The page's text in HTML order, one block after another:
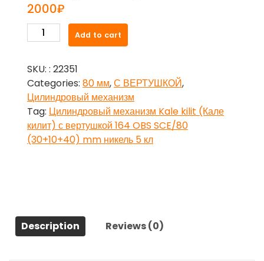
2000₽
Цилиндровый
механизм
kilit
(Кале
килит)
с
вертушкой
164
никель
5
Add to cart
SKU: : 22351
Categories: 80 мм,С ВЕРТУШКОЙ,
Цилиндровый механизм
Tag: Цилиндровый механизм Kale kilit (Кале
килит) с вертушкой 164 OBS SCE/80
(30+10+40) mm никель 5 кл
Description Reviews (0)